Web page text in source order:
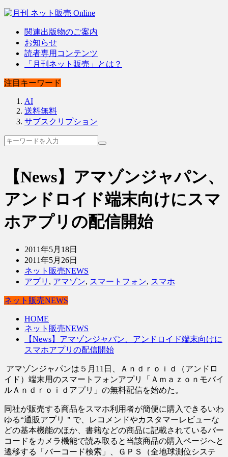
関連出版物のご案内
お知らせ
読者専用コンテンツ
「月刊ネット販売」とは？
注目キーワード
AI
送料無料
サブスクリプション
【News】アマゾンジャパン、
アンドロイド端末向けにスマ
ホアプリの配信開始
2011年5月18日
2011年5月26日
ネット販売NEWS
アプリ , アマゾン, スマートフォン, スマホ
ネット販売NEWS
HOME
ネット販売NEWS
【News】アマゾンジャパン、アンドロイド端末向けに
スマホアプリの配信開始
アマゾンジャパンは５月11日、Ａｎｄｒｏｉｄ（アンドロ
イド）端末用のスマートフォンアプリ「Ａｍａｚｏｎモバイ
ルＡｎｄｒｏｉｄアプリ」の無料配信を始めた。
同社が販売する商品をスマホ利用者が簡便に購入できるいわ
ゆる“通販アプリ＂で、レコメンドやカスタマーレビューな
どの基本機能のほか、書籍などの商品に記載されているバー
コードをカメラ機能で読み取ると当該商品の購入ページへと
遷移する「バーコード検索」、ＧＰＳ（全地球測位システ